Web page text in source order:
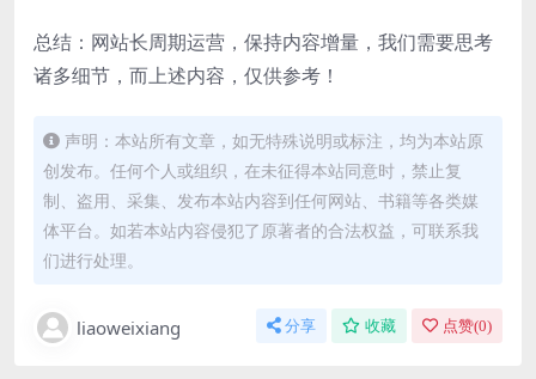
总结：网站长周期运营，保持内容增量，我们需要思考
诸多细节，而上述内容，仅供参考！
声明：本站所有文章，如无特殊说明或标注，均为本站原
创发布。任何个人或组织，在未征得本站同意时，禁止复
制、盗用、采集、发布本站内容到任何网站、书籍等各类媒
体平台。如若本站内容侵犯了原著者的合法权益，可联系我
们进行处理。
liaoweixiang 分享 收藏 点赞(0)